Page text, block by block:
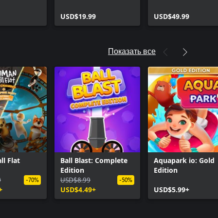
радужных звезд
(+500
USD$19.99
радужных звезд
500
USD$49.99
Показать все
Flat
-70%
Ball Blast: Complete
Edition
USD$8.99
USD$4.49+
-50%
Aquapark io: Gold
Edition
USD$5.99+